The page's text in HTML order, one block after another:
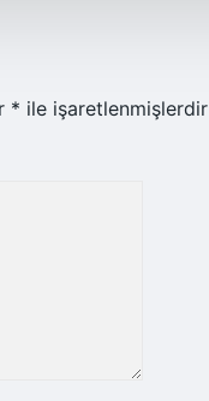
* ile işaretlenmişlerdir